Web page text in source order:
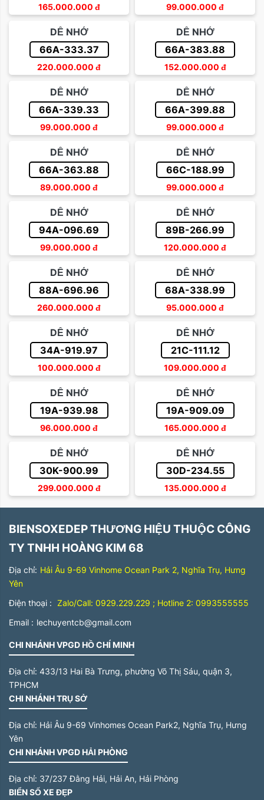
165.000.000 đ 99.000.000 đ
DỄ NHỚ
66A-333.37
220.000.000 đ
DỄ NHỚ
66A-383.88
152.000.000 đ
DỄ NHỚ
66A-339.33
99.000.000 đ
DỄ NHỚ
66A-399.88
99.000.000 đ
DỄ NHỚ
66A-363.88
89.000.000 đ
DỄ NHỚ
66C-188.99
99.000.000 đ
DỄ NHỚ
94A-096.69
99.000.000 đ
DỄ NHỚ
89B-266.99
120.000.000 đ
DỄ NHỚ
88A-696.96
260.000.000 đ
DỄ NHỚ
68A-338.99
95.000.000 đ
DỄ NHỚ
34A-919.97
100.000.000 đ
DỄ NHỚ
21C-111.12
109.000.000 đ
DỄ NHỚ
19A-939.98
96.000.000 đ
DỄ NHỚ
19A-909.09
165.000.000 đ
DỄ NHỚ
30K-900.99
299.000.000 đ
DỄ NHỚ
30D-234.55
135.000.000 đ
BIENSOXEDEP THƯƠNG HIỆU THUỘC CÔNG
TY TNHH HOÀNG KIM 68
Địa chỉ: Hải Âu 9-69 Vinhome Ocean Park 2, Nghĩa Trụ, Hưng
Yên
Điện thoại : Zalo/Call: 0929.229.229 ; Hotline 2: 0993555555
Email : lechuyentcb@gmail.com
CHI NHÁNH VPGD HỒ CHÍ MINH
Địa chỉ: 433/13 Hai Bà Trưng, phường Võ Thị Sáu, quận 3,
TPHCM
CHI NHÁNH TRỤ SỞ
Địa chỉ: Hải Âu 9-69 Vinhomes Ocean Park2, Nghĩa Trụ, Hưng
Yên
CHI NHÁNH VPGD HẢI PHÒNG
Địa chỉ: 37/237 Đằng Hải, Hải An, Hải Phòng
BIỂN SỐ XE ĐẸP